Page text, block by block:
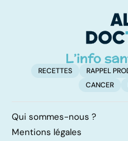
RECETTES RAPPEL
CANCER
Qui sommes-nous ?
Mentions légales